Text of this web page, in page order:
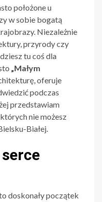
położone u
w sobie bogatą
Niezależnie
przyrody czy
tu coś dla
„Małym
oferuje
podczas
przedstawiam
nie możesz
Białej.
doskonały początek